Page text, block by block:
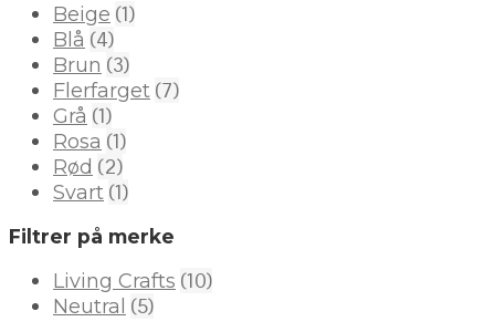
Beige (1)
Blå (4)
Brun (3)
Flerfarget (7)
Grå (1)
Rosa (1)
Rød (2)
Svart (1)
Filtrer på merke
Living Crafts (10)
Neutral (5)